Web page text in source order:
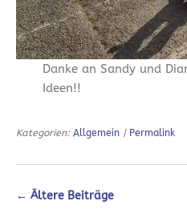
Danke an Sandy und
Ideen!!
Kategorien: Allgemein | Permalink
← Ältere Beiträge